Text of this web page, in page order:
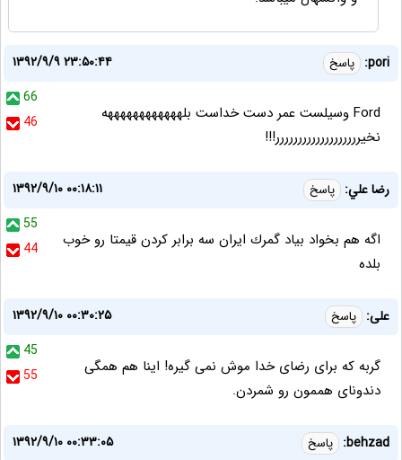
pori: پاسخ
۱۳۹۲/۹/۹ ۲۳:۵۰:۴۴
66
46
Ford وسیلست عمر دست خداست بلههههههههههههه
نخیررررررررررررررررررر!!!
رضا علي: پاسخ
۱۳۹۲/۹/۱۰ ۰۰:۱۸:۱۱
55
44
اگه هم بخواد بياد گمرك ايران سه برابر كردن قيمتا رو خوب
بلده
علی: پاسخ
۱۳۹۲/۹/۱۰ ۰۰:۳۰:۲۵
45
55
گربه که برای رضای خدا موش نمی گیره! اینا هم همگی
دندونای هممون رو شمردن.
behzad: پاسخ
۱۳۹۲/۹/۱۰ ۰۰:۳۳:۰۵